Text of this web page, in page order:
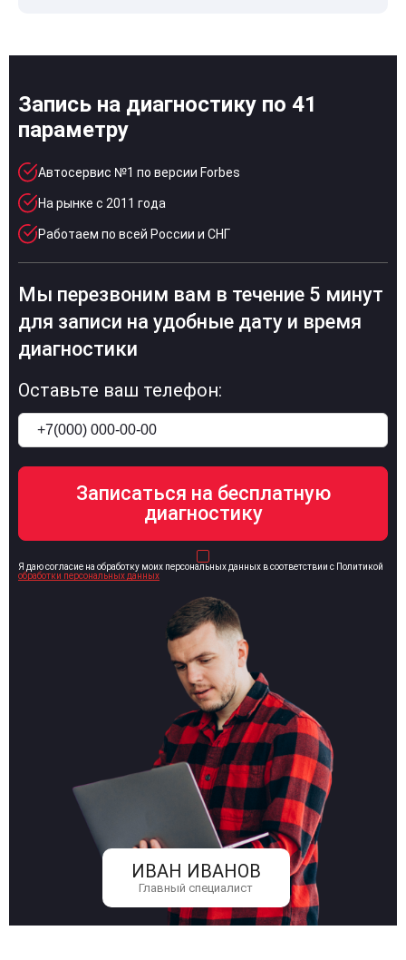
Запись на диагностику по 41
параметру
Автосервис №1 по версии Forbes
На рынке с 2011 года
Работаем по всей России и СНГ
ИВАН ИВАНОВ
Главный специалист
Мы перезвоним вам в течение 5 минут
для записи на удобные дату и время
диагностики
Оставьте ваш телефон:
Я даю согласие на обработку моих персональных данных в соответствии с Политикой
обработки персональных данных